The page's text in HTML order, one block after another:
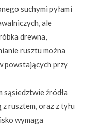
suchymi pyłami
ale
drewna,
rusztu można
powstających przy
sąsiedztwie źródła
z rusztem, oraz z tyłu
wymaga